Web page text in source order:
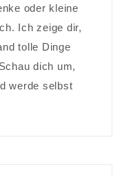
oder kleine
Ich zeige dir,
tolle Dinge
dich um,
werde selbst